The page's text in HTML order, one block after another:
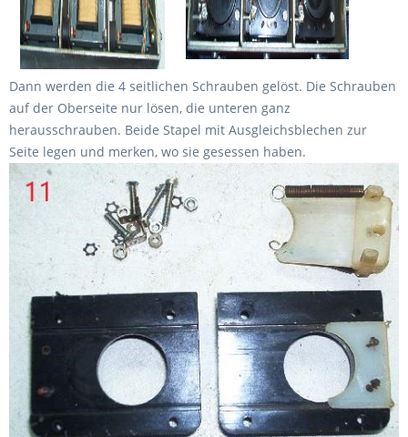
Dann werden die 4 seitlichen Schrauben gelöst. Die Schrauben
auf der Oberseite nur lösen, die unteren ganz
herausschrauben. Beide Stapel mit Ausgleichsblechen zur
Seite legen und merken, wo sie gesessen haben.